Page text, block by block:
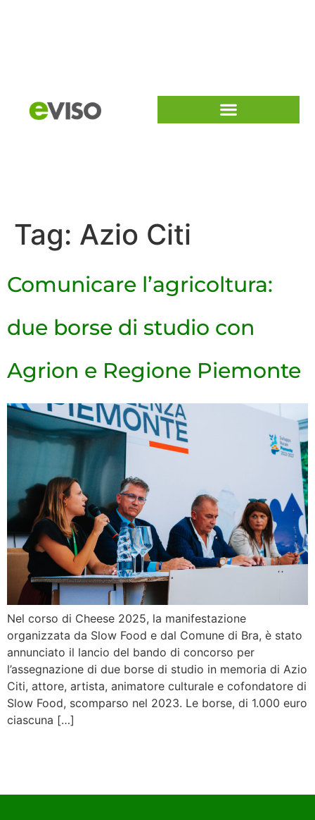
Tag: Azio Citi
Comunicare l’agricoltura:
due borse di studio con
Agrion e Regione Piemonte
Nel corso di Cheese 2025, la manifestazione
organizzata da Slow Food e dal Comune di Bra, è stato
annunciato il lancio del bando di concorso per
l’assegnazione di due borse di studio in memoria di Azio
Citi, attore, artista, animatore culturale e cofondatore di
Slow Food, scomparso nel 2023. Le borse, di 1.000 euro
ciascuna […]